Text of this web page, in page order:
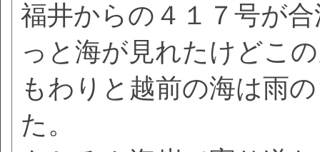
福井からの４１７号が
っと海が見れたけどこ
もわりと越前の海は雨
た。